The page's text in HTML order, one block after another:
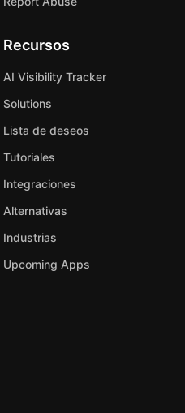
Recursos
AI Visibility Tracker
Solutions
Lista de deseos
Tutoriales
Integraciones
Alternativas
Industrias
Upcoming Apps